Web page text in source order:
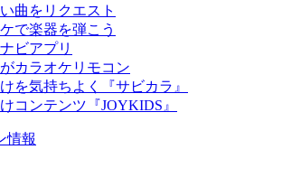
曲をリクエスト
で楽器を弾こう
ビアプリ
カラオケリモコン
を気持ちよく『サビカラ』
コンテンツ『JOYKIDS』
情報